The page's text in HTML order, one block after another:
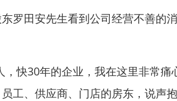
田安先生看到公司经营不善的
快30年的企业，我在这里非常痛
工、供应商、门店的房东，说声